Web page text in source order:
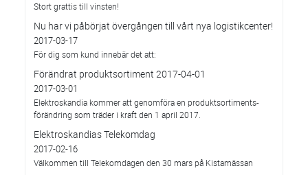
Stort grattis till vinsten!
Nu har vi påbörjat övergången till vårt nya logistikcenter!
2017-03-17
För dig som kund innebär det att:
Förändrat produktsortiment 2017-04-01
2017-03-01
Elektroskandia kommer att genomföra en produktsortiments-
förändring som träder i kraft den 1 april 2017.
Elektroskandias Telekomdag
2017-02-16
Välkommen till Telekomdagen den 30 mars på Kistamässan